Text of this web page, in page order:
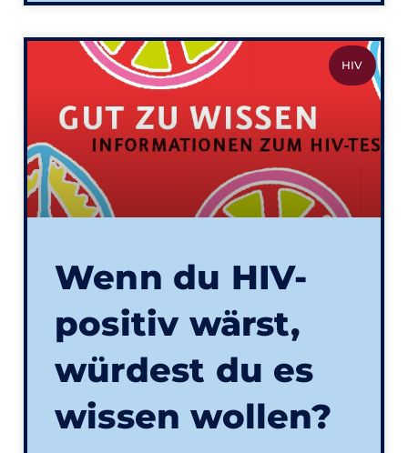
HIV
Wenn du HIV-
positiv wärst,
würdest du es
wissen wollen?